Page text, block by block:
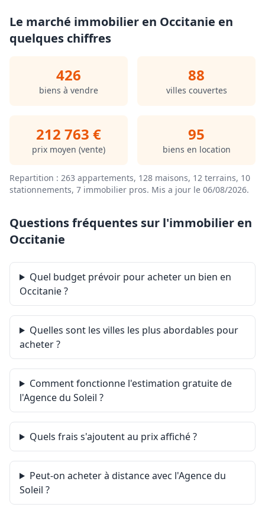
annuelles d'énergie pour un usage standard : entre
829.00 € et 1121.00 € sur les années 2021, 2022 et 2023
(abonnements compris). Les informations sur les
Retrouvez tous nos biens sur www.agencedusoleil.com
Le marché immobilier en Occitanie en
quelques chiffres
426
biens à vendre
88
villes couvertes
212 763 €
prix moyen (vente)
95
biens en location
Repartition : 263 appartements, 128 maisons, 12 terrains, 10
stationnements, 7 immobilier pros. Mis a jour le 06/08/2026.
Questions fréquentes sur l'immobilier en
Occitanie
Quel budget prévoir pour acheter un bien en
Occitanie ?
Quelles sont les villes les plus abordables pour
acheter ?
Comment fonctionne l'estimation gratuite de
l'Agence du Soleil ?
Quels frais s'ajoutent au prix affiché ?
Peut-on acheter à distance avec l'Agence du
Soleil ?